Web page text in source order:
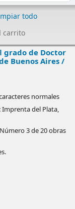
todo
carrito
grado de Doctor
Buenos Aires /
normales
Imprenta del Plata,
3 de 20 obras